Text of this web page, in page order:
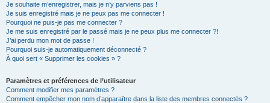
Je souhaite m’enregistrer, mais je n’y parviens pas !
Je suis enregistré mais je ne peux pas me connecter !
Pourquoi ne puis-je pas me connecter ?
Je me suis enregistré par le passé mais je ne peux plus me connecter ?!
J’ai perdu mon mot de passe !
Pourquoi suis-je automatiquement déconnecté ?
À quoi sert « Supprimer les cookies » ?
Paramètres et préférences de l’utilisateur
Comment modifier mes paramètres ?
Comment empêcher mon nom d’apparaître dans la liste des membres connectés ?